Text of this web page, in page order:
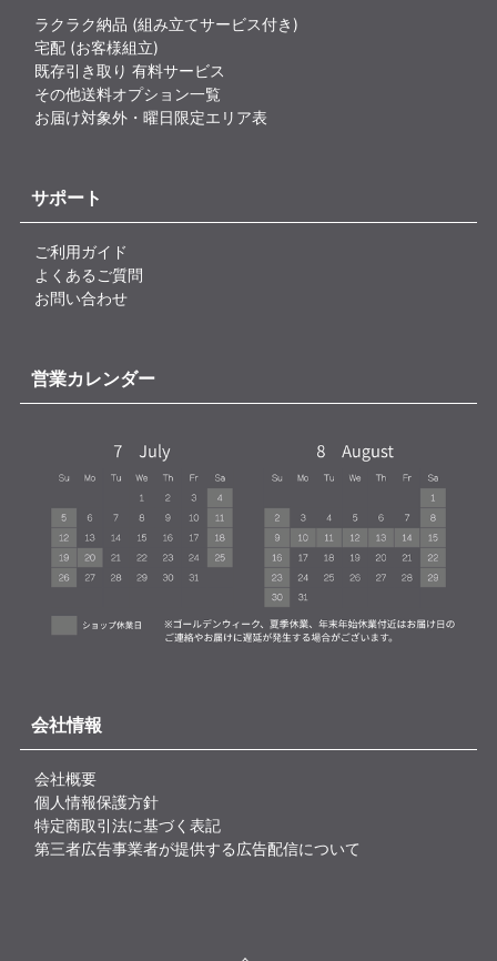
ラクラク納品 (組み立てサービス付き)
宅配 (お客様組立)
既存引き取り 有料サービス
その他送料オプション一覧
お届け対象外・曜日限定エリア表
サポート
ご利用ガイド
よくあるご質問
お問い合わせ
営業カレンダー
会社情報
会社概要
個人情報保護方針
特定商取引法に基づく表記
第三者広告事業者が提供する広告配信について